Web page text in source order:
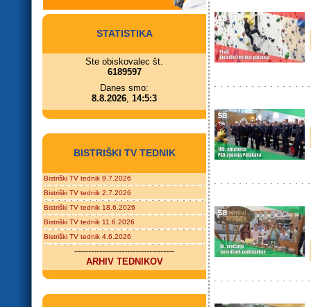
STATISTIKA
Ste obiskovalec št.
6189597
Danes smo:
8.8.2026, 14:5:3
BISTRIŠKI TV TEDNIK
Bistriški TV tednik 9.7.2026
Bistriški TV tednik 2.7.2026
Bistriški TV tednik 18.6.2026
Bistriški TV tednik 11.6.2026
Bistriški TV tednik 4.6.2026
------------------------------------
ARHIV TEDNIKOV